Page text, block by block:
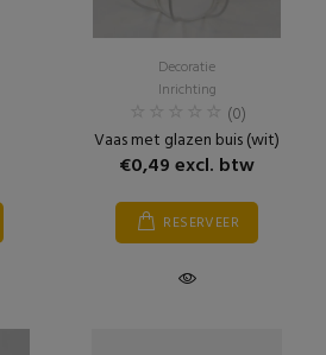
Decoratie
Inrichting
(0)
Vaas met glazen buis (wit)
€0,49 excl. btw
RESERVEER